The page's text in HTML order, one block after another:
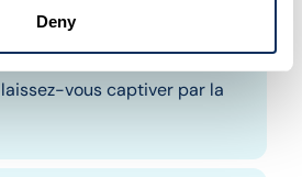
Deny
et récits historiques...
d’un héritage culturel
vous captiver par la